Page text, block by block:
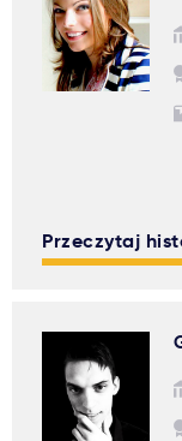
Ważne
Aktualności
Przeczytaj